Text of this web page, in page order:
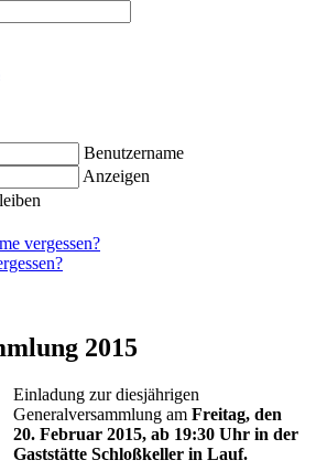
Benutzername
Anzeigen
vergessen?
2015
Einladung zur diesjährigen
Generalversammlung am Freitag, den
20. Februar 2015, ab 19:30 Uhr in der
Gaststätte Schloßkeller in Lauf.